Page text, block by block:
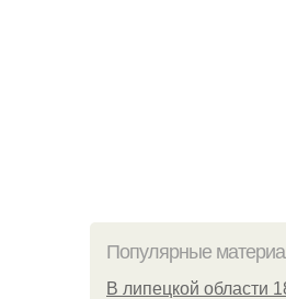
Популярные
В липецкой области